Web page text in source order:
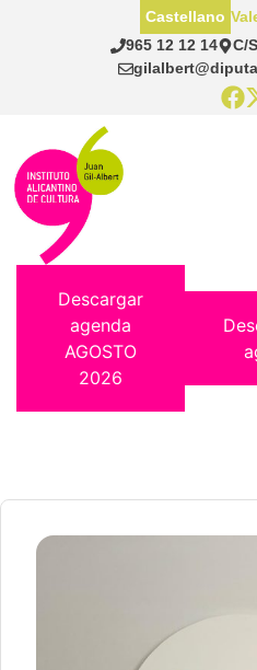
965 12 12 14
C/
Castellano
Descargar
agenda
AGOSTO
2026